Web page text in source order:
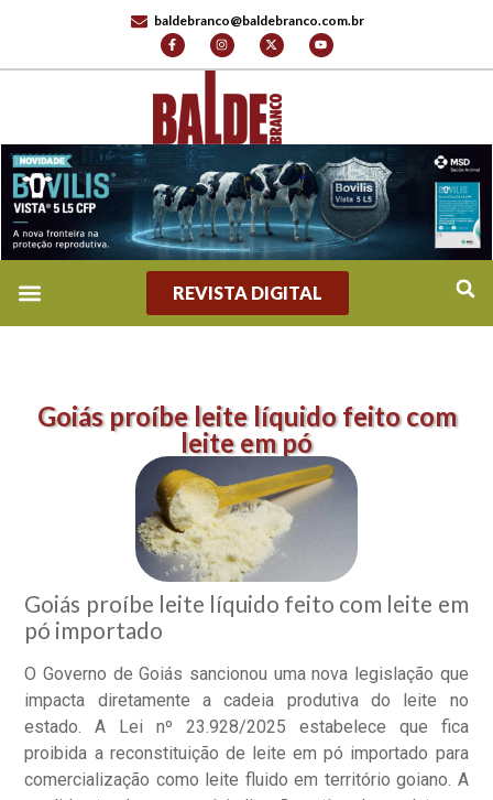
baldebranco@baldebranco.com.br
REVISTA DIGITAL
Goiás proíbe leite líquido feito com
leite em pó
Goiás proíbe leite líquido feito com leite em
pó importado
O Governo de Goiás sancionou uma nova legislação que
impacta diretamente a cadeia produtiva do leite no
estado. A Lei nº 23.928/2025 estabelece que fica
proibida a reconstituição de leite em pó importado para
comercialização como leite fluido em território goiano. A